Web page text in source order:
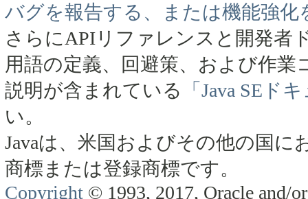
バグを報告する、または機能強化
さらにAPIリファレンスと開発者
用語の定義、回避策、および作
説明が含まれている
「Java SEド
い。
Javaは、米国およびその他の国に
商標または登録商標です。
Copyright © 1993, 2017, Oracle and/